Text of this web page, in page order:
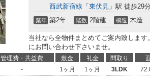
西武新宿線 「 東伏見 」駅 徒歩29分
築年 築2年 階数 2階建 構造 木造
当社なら全物件まとめてご案内致しま
にお問い合わせ下さいませ。
管理費・共益費 敷金 礼金 間取り
- 1ヶ月 1ヶ月 3LDK